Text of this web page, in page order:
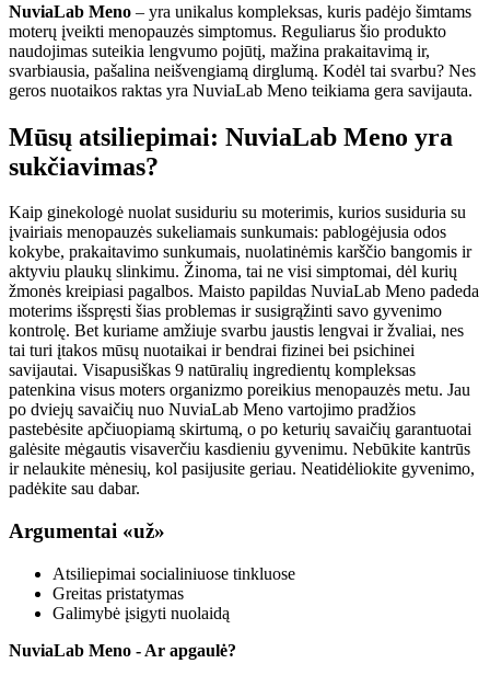
NuviaLab Meno – yra unikalus kompleksas, kuris padėjo šimtams
moterų įveikti menopauzės simptomus. Reguliarus šio produkto
naudojimas suteikia lengvumo pojūtį, mažina prakaitavimą ir,
svarbiausia, pašalina neišvengiamą dirglumą. Kodėl tai svarbu? Nes
geros nuotaikos raktas yra NuviaLab Meno teikiama gera savijauta.
Mūsų atsiliepimai: NuviaLab Meno yra
sukčiavimas?
Kaip ginekologė nuolat susiduriu su moterimis, kurios susiduria su
įvairiais menopauzės sukeliamais sunkumais: pablogėjusia odos
kokybe, prakaitavimo sunkumais, nuolatinėmis karščio bangomis ir
aktyviu plaukų slinkimu. Žinoma, tai ne visi simptomai, dėl kurių
žmonės kreipiasi pagalbos. Maisto papildas NuviaLab Meno padeda
moterims išspręsti šias problemas ir susigrąžinti savo gyvenimo
kontrolę. Bet kuriame amžiuje svarbu jaustis lengvai ir žvaliai, nes
tai turi įtakos mūsų nuotaikai ir bendrai fizinei bei psichinei
savijautai. Visapusiškas 9 natūralių ingredientų kompleksas
patenkina visus moters organizmo poreikius menopauzės metu. Jau
po dviejų savaičių nuo NuviaLab Meno vartojimo pradžios
pastebėsite apčiuopiamą skirtumą, o po keturių savaičių garantuotai
galėsite mėgautis visaverčiu kasdieniu gyvenimu. Nebūkite kantrūs
ir nelaukite mėnesių, kol pasijusite geriau. Neatidėliokite gyvenimo,
padėkite sau dabar.
Argumentai «už»
Atsiliepimai socialiniuose tinkluose
Greitas pristatymas
Galimybė įsigyti nuolaidą
NuviaLab Meno - Ar apgaulė?